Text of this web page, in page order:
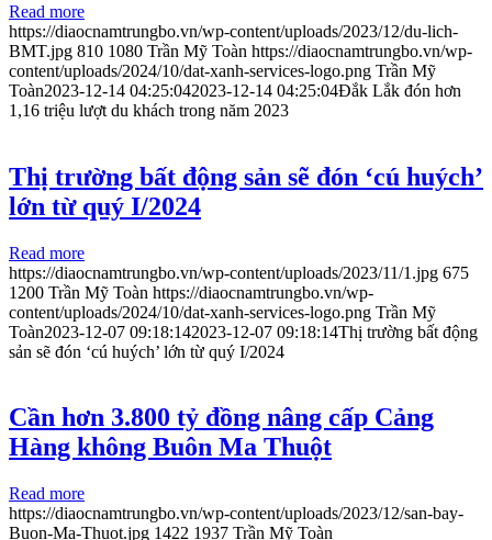
Read more
https://diaocnamtrungbo.vn/wp-content/uploads/2023/12/du-lich-
BMT.jpg 810 1080 Trần Mỹ Toàn https://diaocnamtrungbo.vn/wp-
content/uploads/2024/10/dat-xanh-services-logo.png Trần Mỹ
Toàn2023-12-14 04:25:042023-12-14 04:25:04Đắk Lắk đón hơn
1,16 triệu lượt du khách trong năm 2023
Thị trường bất động sản sẽ đón ‘cú huých’
lớn từ quý I/2024
Read more
https://diaocnamtrungbo.vn/wp-content/uploads/2023/11/1.jpg 675
1200 Trần Mỹ Toàn https://diaocnamtrungbo.vn/wp-
content/uploads/2024/10/dat-xanh-services-logo.png Trần Mỹ
Toàn2023-12-07 09:18:142023-12-07 09:18:14Thị trường bất động
sản sẽ đón ‘cú huých’ lớn từ quý I/2024
Cần hơn 3.800 tỷ đồng nâng cấp Cảng
Hàng không Buôn Ma Thuột
Read more
https://diaocnamtrungbo.vn/wp-content/uploads/2023/12/san-bay-
Buon-Ma-Thuot.jpg 1422 1937 Trần Mỹ Toàn